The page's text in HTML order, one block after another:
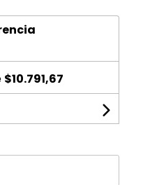
$10.791,67